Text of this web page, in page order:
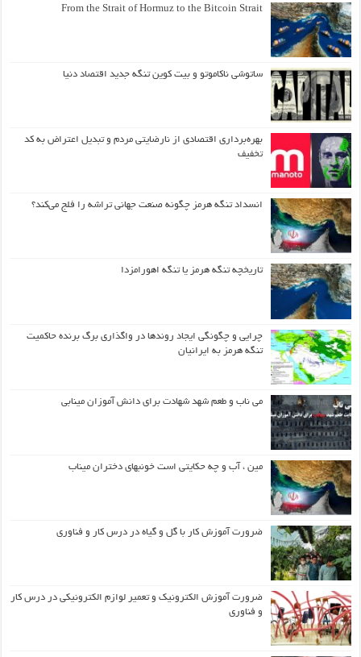
From the Strait of Hormuz to the Bitcoin Strait
ساتوشی ناکاموتو و بیت کوین تنگه جدید اقتصاد دنیا
بهره‌برداری اقتصادی از نارضایتی مردم و تبدیل اعتراض به کد
تخفیف
انسداد تنگه هرمز چگونه صنعت جهانی تراشه را فلج می‌کند؟
تاریخچه تنگه هرمز یا تنگه اهورامزدا
چرایی و چگونگی ایجاد روندها در واگذاری برگ برنده حاکمیت
تنگه هرمز به ایرانیان
می ناب و طعم شهد شهادت برای دانش آموزان مینابی
مین ، آب و چه حکایتی است خونبهای دختران میناب
ضرورت آموزش کار با گل و گیاه در درس کار و فناوری
ضرورت آموزش الکترونیک و تعمیر لوازم الکترونیکی در درس کار
و فناوری